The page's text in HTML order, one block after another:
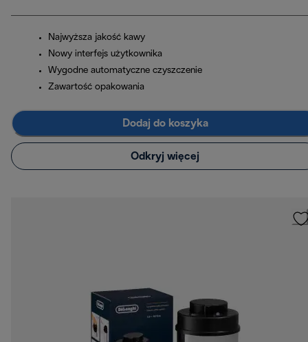
Najwyższa jakość kawy
Nowy interfejs użytkownika
Wygodne automatyczne czyszczenie
Zawartość opakowania
Dodaj do koszyka
Odkryj więcej